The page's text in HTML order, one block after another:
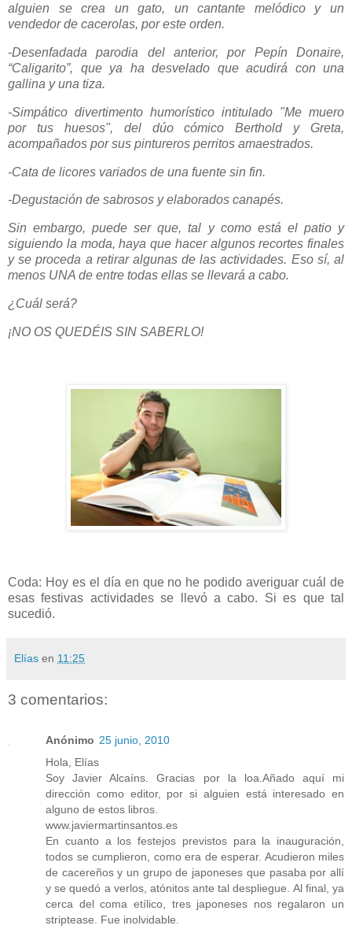
alguien se crea un gato, un cantante melódico y un
vendedor de cacerolas, por este orden.
-Desenfadada parodia del anterior, por Pepín Donaire,
“Caligarito”, que ya ha desvelado que acudirá con una
gallina y una tiza.
-Simpático divertimento humorístico intitulado "Me muero
por tus huesos", del dúo cómico Berthold y Greta,
acompañados por sus pintureros perritos amaestrados.
-Cata de licores variados de una fuente sin fin.
-Degustación de sabrosos y elaborados canapés.
Sin embargo, puede ser que, tal y como está el patio y
siguiendo la moda, haya que hacer algunos recortes finales
y se proceda a retirar algunas de las actividades. Eso sí, al
menos UNA de entre todas ellas se llevará a cabo.
¿Cuál será?
¡NO OS QUEDÉIS SIN SABERLO!
Coda: Hoy es el día en que no he podido averiguar cuál de
esas festivas actividades se llevó a cabo. Si es que tal
sucedió.
Elías en 11:25
3 comentarios:
Anónimo 25 junio, 2010
Hola, Elías
Soy Javier Alcaíns. Gracias por la loa.Añado aquí mi
dirección como editor, por si alguien está interesado en
alguno de estos libros.
www.javiermartinsantos.es
En cuanto a los festejos previstos para la inauguración,
todos se cumplieron, como era de esperar. Acudieron miles
de cacereños y un grupo de japoneses que pasaba por allí
y se quedó a verlos, atónitos ante tal despliegue. Al final, ya
cerca del coma etílico, tres japoneses nos regalaron un
striptease. Fue inolvidable.